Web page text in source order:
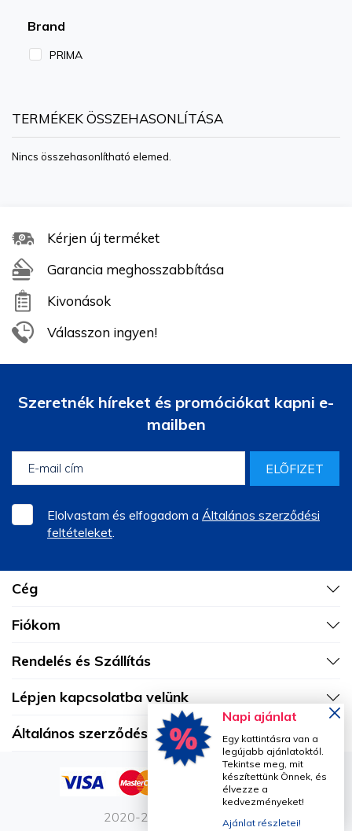
Brand
PRIMA
TERMÉKEK ÖSSZEHASONLÍTÁSA
Nincs összehasonlítható elemed.
Kérjen új terméket
Garancia meghosszabbítása
Kivonások
Válasszon ingyen!
Szeretnék híreket és promóciókat kapni e-
mailben
ELÕFIZET
Elolvastam és elfogadom a Általános szerződési
feltételeket.
Cég
Fiókom
Rendelés és Szállítás
Lépjen kapcsolatba velünk
Általános szerződési feltételek
2020-2026 Vetro Design
Napi ajánlat
Egy kattintásra van a
legújabb ajánlatoktól.
Tekintse meg, mit
készítettünk Önnek, és
élvezze a
kedvezményeket!
Ajánlat részletei!